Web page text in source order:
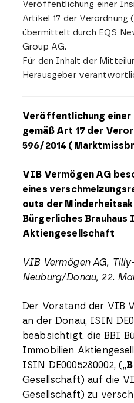
Veröffentlichung einer
Artikel 17 der Verordnung
übermittelt durch EQS
Group AG.
Für den Inhalt der
Herausgeber
Veröffentlichung
gemäß Art 17 der
596/2014
VIB Vermögen AG
eines
outs der
Bürgerliches Brauhaus
Aktiengesellschaft
VIB Vermögen AG,
Neuburg/Donau, 22.
Der Vorstand der VIB
an der Donau, ISIN
beabsichtigt, die BBI
Immobilien
ISIN DE0005280002, („
Gesellschaft) auf die
Gesellschaft) zu